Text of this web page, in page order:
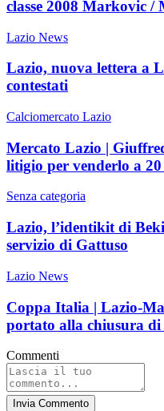
classe 2008 Markovic /
Lazio News
Lazio, nuova lettera a
contestati
Calciomercato Lazio
Mercato Lazio |
litigio per venderlo a
Senza categoria
Lazio, l’identikit di
servizio di Gattuso
Lazio News
Coppa Italia | Lazio-
portato alla chiusura di
Commenti
Invia Commento